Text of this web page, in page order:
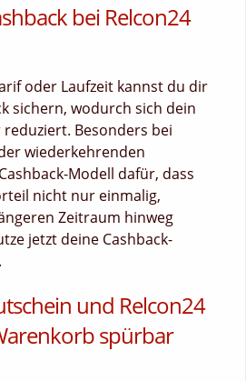
bei Relcon24
oder Laufzeit kannst du dir
sichern, wodurch sich dein
Besonders bei
wiederkehrenden
Modell dafür, dass
nicht nur einmalig,
Zeitraum hinweg
jetzt deine Cashback-
und Relcon24
spürbar